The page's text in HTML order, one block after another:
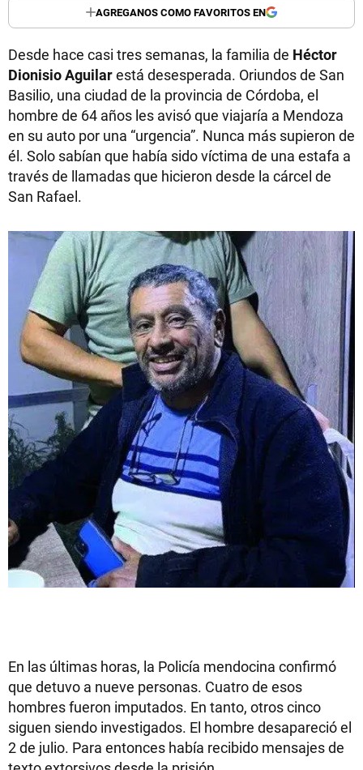
AGREGANOS COMO FAVORITOS EN
Desde hace casi tres semanas, la familia de Héctor
Dionisio Aguilarestá desesperada. Oriundos de San
Basilio, una ciudad de la provincia de Córdoba, el
hombre de 64 años les avisó que viajaría a Mendoza
en su auto por una “urgencia”. Nunca más supieron de
él. Solo sabían que había sido víctima de una estafa a
través de llamadas que hicieron desde la cárcel de
San Rafael.
En las últimas horas, la Policía mendocina confirmó
que detuvo a nueve personas. Cuatro de esos
hombres fueron imputados. En tanto, otros cinco
siguen siendo investigados. El hombre desapareció el
2 de julio. Para entonces había recibido mensajes de